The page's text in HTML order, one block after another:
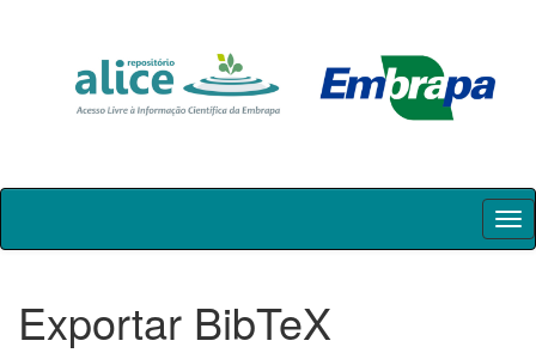
Skip
Exportar BibTeX